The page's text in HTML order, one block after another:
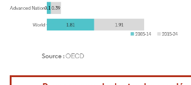
Image © Mordor Intelligence. La réutilisation nécessite